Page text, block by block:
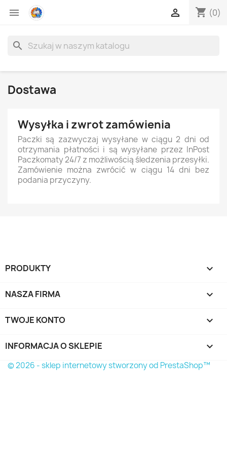
 shopping_cart (0)

search
Dostawa
Wysyłka i zwrot zamówienia
Paczki są zazwyczaj wysyłane w ciągu 2 dni od
otrzymania płatności i są wysyłane przez InPost
Paczkomaty 24/7 z możliwością śledzenia przesyłki.
Zamówienie można zwrócić w ciągu 14 dni bez
podania przyczyny.
PRODUKTY 
NASZA FIRMA 
TWOJE KONTO 
INFORMACJA O SKLEPIE keyboard_arrow_down
© 2026 - sklep internetowy stworzony od PrestaShop™